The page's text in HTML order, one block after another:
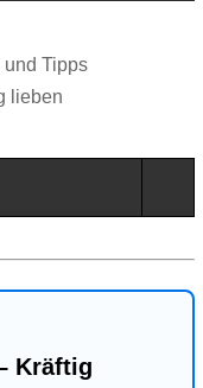
und Tipps
lieben
Kräftig